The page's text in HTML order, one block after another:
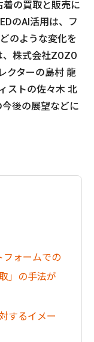
着の買取と販売に
のAI活用は、フ
のような変化を
株式会社ZOZO
クターの島村 龍
ストの佐々木 北
後の展望などに
フォームでの
」の手法が
するイメー